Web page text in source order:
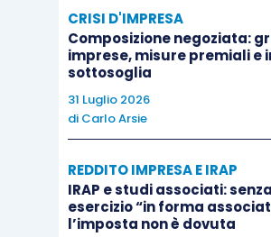
prima società. Quindi, partendo
detiene il 70% del 40%
(partecipazione “sostanziale”
deriva l’obbligo di
effettivi con la sigla TPI
Diversamente ilsocio G detiene il
ossia ilsostanziale 12% nella
quindi, nonva indicato.
CRISI D'IMPRESA
Composizione negoziata:
imprese, misure premiali e
sottosoglia
31 Luglio 2026
di Carlo Arsie
REDDITO IMPRESA E IRAP
IRAP e studi associati: senza
esercizio “in forma
l’imposta non è dovuta